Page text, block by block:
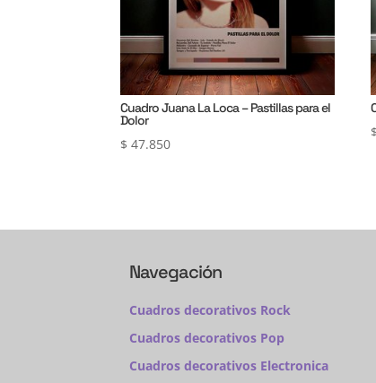
Cuadro Juana La Loca – Pastillas para el
Dolor
$ 47.850
$
Navegación
Cuadros decorativos Rock
Cuadros decorativos Pop
Cuadros decorativos Electronica